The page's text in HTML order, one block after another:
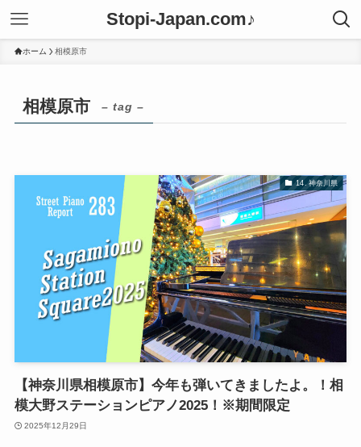
Stopi-Japan.com♪
ホーム 相模原市
相模原市 – tag –
14. 神奈川県
【神奈川県相模原市】今年も弾いてきましたよ。！相
模大野ステーションピアノ2025！※期間限定
2025年12月29日